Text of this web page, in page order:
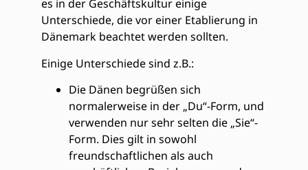
es in der Geschäftskultur einige
Unterschiede, die vor einer Etablierung in
Dänemark beachtet werden sollten.
Einige Unterschiede sind z.B.:
Die Dänen begrüßen sich
normalerweise in der „Du“-Form, und
verwenden nur sehr selten die „Sie“-
Form. Dies gilt in sowohl
freundschaftlichen als auch